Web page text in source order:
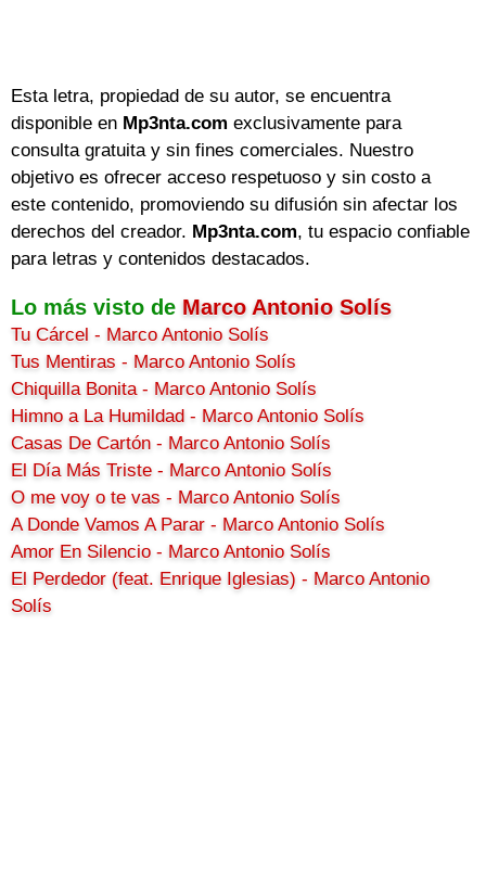
Esta letra, propiedad de su autor, se encuentra
disponible en Mp3nta.com exclusivamente para
consulta gratuita y sin fines comerciales. Nuestro
objetivo es ofrecer acceso respetuoso y sin costo a
este contenido, promoviendo su difusión sin afectar los
derechos del creador. Mp3nta.com, tu espacio confiable
para letras y contenidos destacados.
Lo más visto de Marco Antonio Solís
Tu Cárcel - Marco Antonio Solís
Tus Mentiras - Marco Antonio Solís
Chiquilla Bonita - Marco Antonio Solís
Himno a La Humildad - Marco Antonio Solís
Casas De Cartón - Marco Antonio Solís
El Día Más Triste - Marco Antonio Solís
O me voy o te vas - Marco Antonio Solís
A Donde Vamos A Parar - Marco Antonio Solís
Amor En Silencio - Marco Antonio Solís
El Perdedor (feat. Enrique Iglesias) - Marco Antonio
Solís